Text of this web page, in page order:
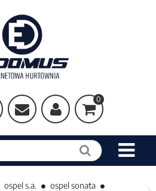
0
ospel s.a. ospel sonata